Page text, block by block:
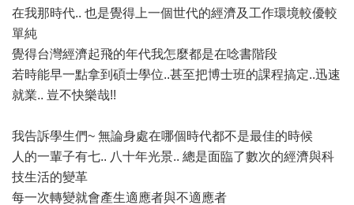
在我那時代.. 也是覺得上一個世代的經濟及工作環境較優較
單純
覺得台灣經濟起飛的年代我怎麼都是在唸書階段
若時能早一點拿到碩士學位..甚至把博士班的課程搞定..迅速
就業.. 豈不快樂哉!!
我告訴學生們~ 無論身處在哪個時代都不是最佳的時候
人的一輩子有七.. 八十年光景.. 總是面臨了數次的經濟與科
技生活的變革
每一次轉變就會產生適應者與不適應者